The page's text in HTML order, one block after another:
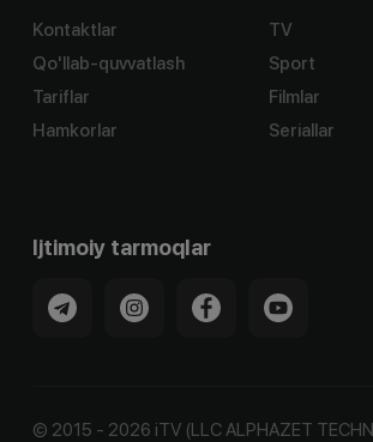
Kontaktlar
Qo'llab-quvvatlash
Tariflar
Hamkorlar
TV
Sport
Filmlar
Seriallar
Ijtimoiy tarmoqlar
© 2015 - 2026 iTV (LLC ALPHAZET